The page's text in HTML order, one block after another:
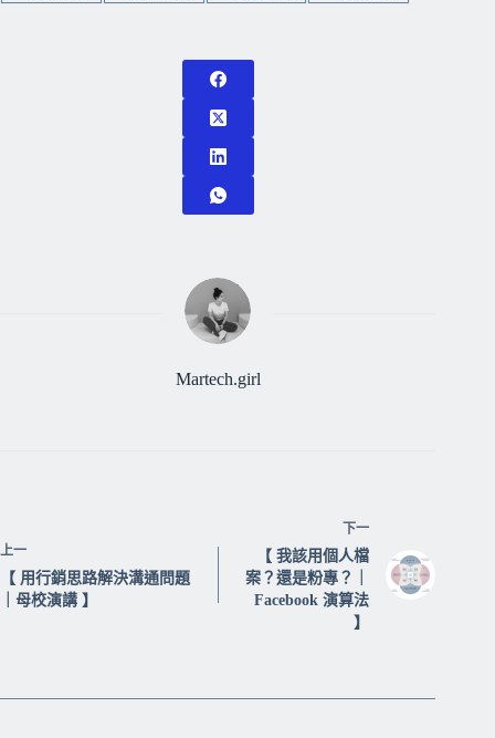
Martech.girl
上一
【 用行銷思路解決溝通問題
｜母校演講 】
下一
【 我該用個人檔
案？還是粉專？｜
Facebook 演算法
】